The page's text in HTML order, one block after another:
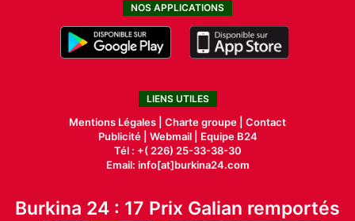
NOS APPLICATIONS
LIENS UTILES
Mentions Légales | Charte groupe | Contact
Publicité| Webmail |
Equipe B24
Tél : +( 226) 25-33-38-30
Email: info[at]burkina24.com
Burkina 24 : 17 Prix Galian remportés